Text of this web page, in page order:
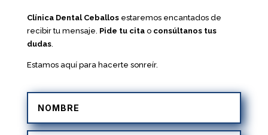
Clínica Dental Ceballosestaremos encantados de
recibir tu mensaje. Pide tu citao consúltanos tus
dudas.
Estamos aquí para hacerte sonreír.